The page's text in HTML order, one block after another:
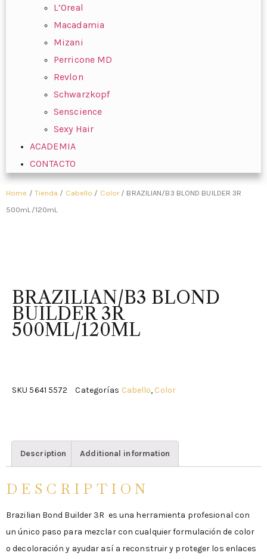
L’Oreal
Macadamia
Mizani
Perricone MD
Revlon
Schwarzkopf
Senscience
Sexy Hair
ACADEMIA
CONTACTO
Home / Tienda / Cabello / Color/ BRAZILIAN/B3 BLOND BUILDER 3R
500mL/120mL
BRAZILIAN/B3 BLOND
BUILDER 3R
500ML/120ML
SKU 5641 5572 Categorías Cabello, Color
Description Additional information
DESCRIPTION
Brazilian Bond Builder 3R es una herramienta profesional con
un único paso para mezclar con cualquier formulación de color
o decoloración y ayudar así a reconstruir y proteger los enlaces